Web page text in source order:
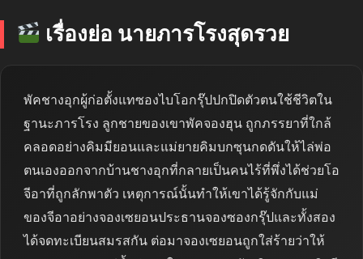
เรื่องย่อ นายภารโรงสุดรวย
พัคชางอุกผู้ก่อตั้งแทซองไบโอกรุ๊ปปกปิดตัวตนใช้ชีวิตใน
ฐานะภารโรง ลูกชายของเขาพัคจองฮุน ถูกภรรยาที่ใกล้
คลอดอย่างคิมมียอนและแม่ยายคิมบกซุนกดดันให้ไล่พ่อ
ตนเองออกจากบ้านชางอุกที่กลายเป็นคนไร้ที่พึ่งได้ช่วยโอ
จีอาที่ถูกลักพาตัว เหตุการณ์นั้นทำให้เขาได้รู้จักกับแม่
ของจีอาอย่างจองเซยอนประธานจองซองกรุ๊ปและทั้งสอง
ได้จดทะเบียนสมรสกัน ต่อมาจองเซยอนถูกใส่ร้ายว่าให้